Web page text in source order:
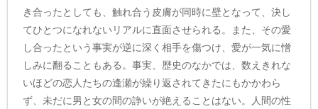
き合ったとしても、触れ合う皮膚が同時に壁となって、決し
てひとつになれないリアルに直面させられる。また、その愛
し合ったという事実が逆に深く相手を傷つけ、愛が一気に憎
しみに翻ることもある。事実、歴史のなかでは、数えきれな
いほどの恋人たちの逢瀬が繰り返されてきたにもかかわら
ず、未だに男と女の間の諍いが絶えることはない。人間の性